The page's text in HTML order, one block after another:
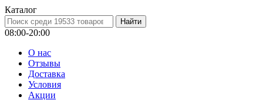
Каталог
08:00-20:00
О нас
Отзывы
Доставка
Условия
Aкции